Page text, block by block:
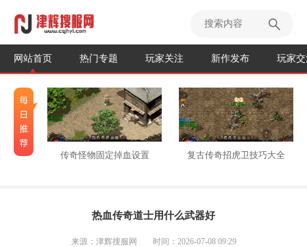
网站首页 热门专题 玩家关注 新作发布 玩家
传奇怪物固定掉血设置 复古传奇招虎卫技巧大全
热血传奇道士用什么武器好
来源：津辉搜服网 时间：2026-07-08 09:29